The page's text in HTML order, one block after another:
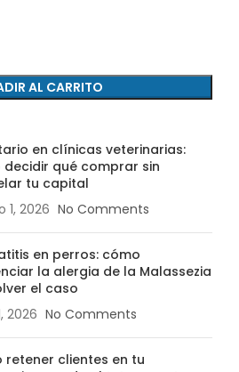
AL CARRITO
en clínicas veterinarias:
decidir qué comprar sin
tu capital
1, 2026 No Comments
en perros: cómo
la alergia de la Malassezia
el caso
2026 No Comments
retener clientes en tu